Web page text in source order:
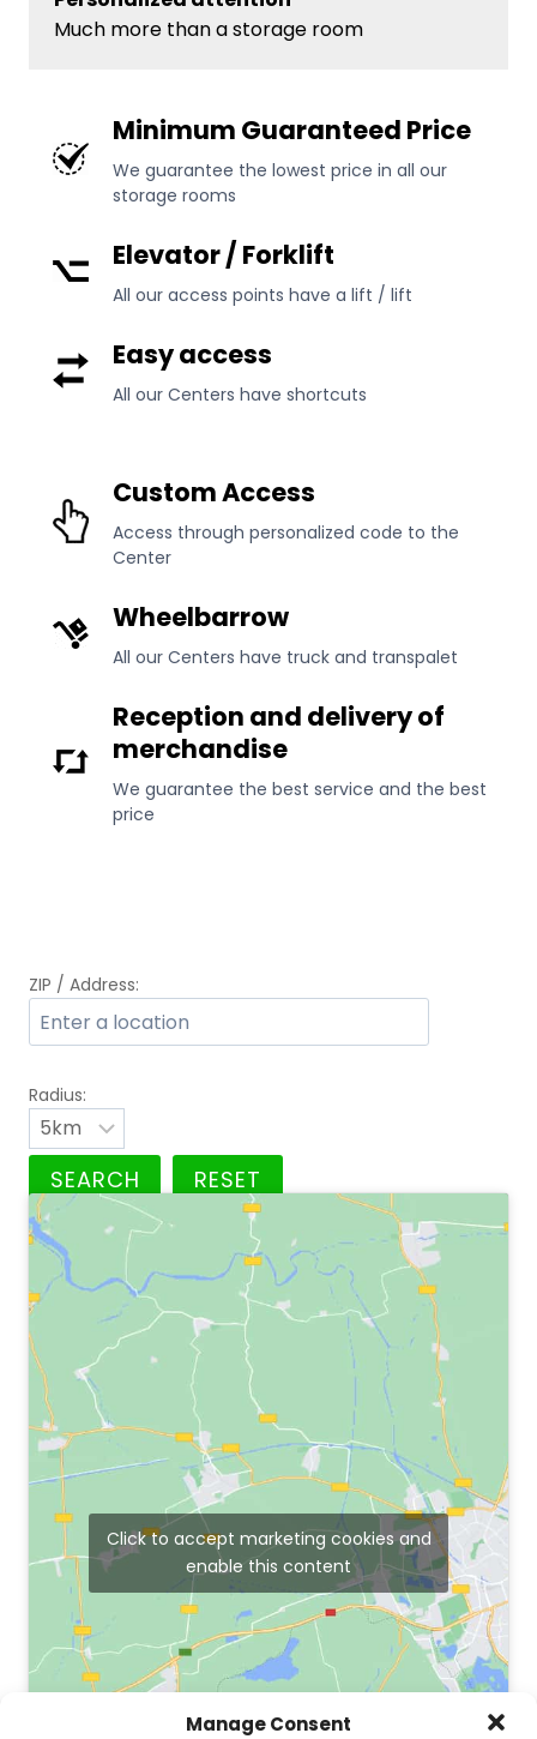
Manage Consent
Much more than a storage room
Minimum Guaranteed Price
We guarantee the lowest price in all our
storage rooms
Elevator / Forklift
All our access points have a lift / lift
Easy access
All our Centers have shortcuts
Custom Access
Access through personalized code to the
Center
Wheelbarrow
All our Centers have truck and transpalet
Reception and delivery of
merchandise
We guarantee the best service and the best
price
ZIP / Address:
Radius:
Click to accept marketing cookies and
enable this content